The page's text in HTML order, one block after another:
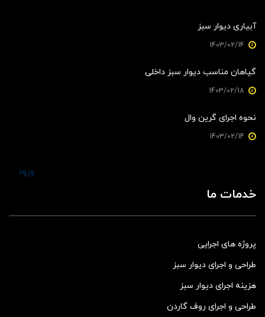
آبیاری دیوار سبز
گیاهان مناسب دیوار سبز داخلی
نحوه اجرای گرین وال
ورود
خدمات ما
پروژه های اجرایی
طراحی و اجرای دیوار سبز
هزینه اجرای دیوار سبز
طراحی و اجرای روف گاردن